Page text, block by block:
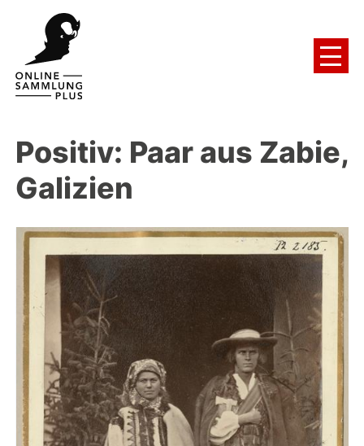
Positiv: Paar aus Zabie,
Galizien